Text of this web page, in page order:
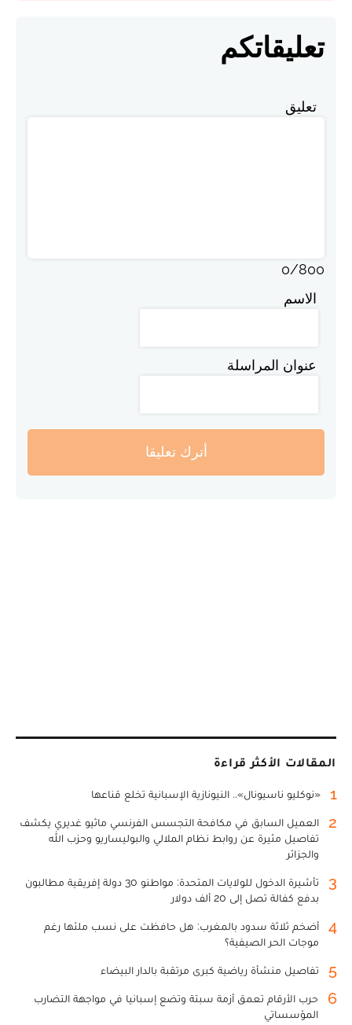
تعليقاتكم
تعليق
0/800
الاسم
عنوان المراسلة
أترك تعليقا
المقالات الأكثر قراءة
1 «نوكليو ناسيونال».. النيونازية الإسبانية تخلع قناعها
2
العميل السابق في مكافحة التجسس الفرنسي ماثيو غديري يكشف
تفاصيل مثيرة عن روابط نظام الملالي والبوليساريو وحزب الله
والجزائر
3
تأشيرة الدخول للولايات المتحدة: مواطنو 30 دولة إفريقية مطالبون
بدفع كفالة تصل إلى 20 ألف دولار
4
أضخم ثلاثة سدود بالمغرب: هل حافظت على نسب ملئها رغم
موجات الحر الصيفية؟
5 تفاصيل منشأة رياضية كبرى مرتقبة بالدار البيضاء
6
حرب الأرقام تعمق أزمة سبتة وتضع إسبانيا في مواجهة التضارب
المؤسساتي